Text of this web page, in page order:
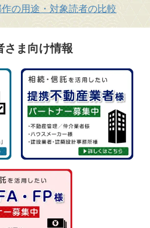
の用途・対象読者の比較
さま向け情報